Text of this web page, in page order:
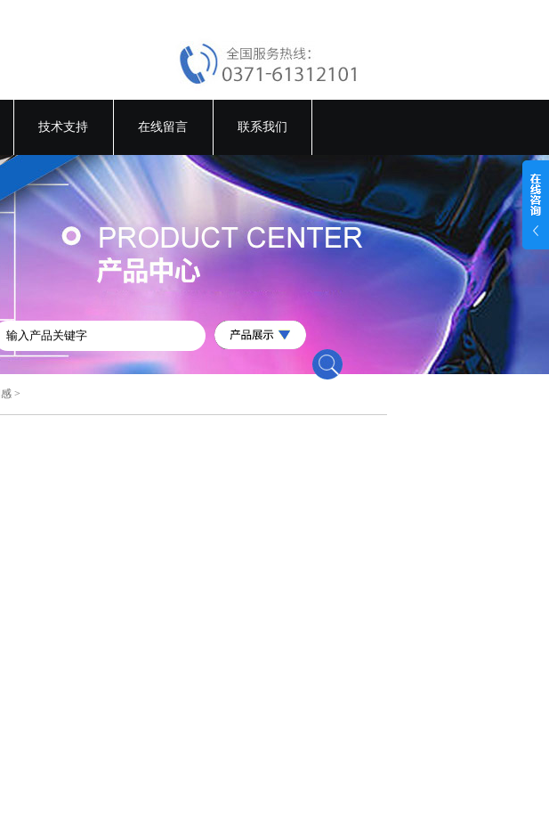
技术支持 在线留言 联系我们
>